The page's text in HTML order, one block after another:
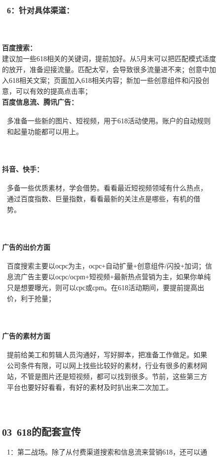
6：针对具体渠道：
百度搜索：
建议加一些618相关的关键词，提前加好。从5月末可以把匹配模式适度
的放开，准备迎接流量。匹配太窄，会导致很多流量进不来；创意中加
入618相关文案；页面加入618相关内容；新加一些创意组件和闪投创
意，可以有效的提高点击率；
百度信息流、腾讯广告：
多准备一些新的图片、短视频，用于618活动使用。账户的自动规则
和起量功能都可以用上。
抖音、快手：
多备一些优质素材，学会借势。看看最近短视频领域有什么热点，
通过百度指数、巨量指数，看看最新的关注点是哪些，有机的借
势。
广告的出价方面
百度搜索主要以ocpc为主，ocpc+自动扩量+创意组件/闪投+加词；信
息流广告主要以ocpc/ocpm+短视频+最新热点营销为主，如果你单纯
只是想要曝光，则可以cpc或cpm。在618活动期间，要提前提高出
价，利于抢量；
广告的素材方面
提前给美工和剪辑人员沟通好，写好脚本，把准备工作做足。如果
公司条件有限，可以网上找些比较好的素材，行业有很多的素材网
站，不管是图片还是短视频，都可以找到很多。节前，这些第三方
平台也要好好看看，有好的素材及时扒出来二次加工。
03 618的配套宣传
1：第二战场。除了从付费渠道搜索和信息流来营销618，还可以通